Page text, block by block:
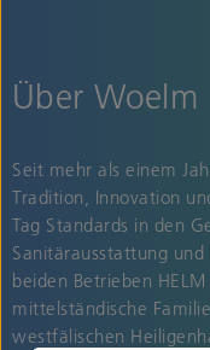
Über Woelm
Seit mehr als einem
Tradition, Innovation
Tag Standards in den
Sanitärausstattung
beiden Betrieben
mittelständische
westfälischen